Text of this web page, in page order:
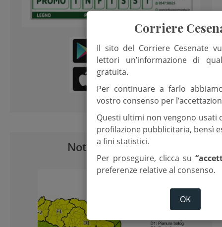
Notizie correlate
Corriere
Il sito del Corriere Cesenate
lettori un’informazione di
gratuita.
Per continuare a farlo
vostro consenso per
Questi ultimi non vengono usati
profilazione pubblicitaria, bensì
a fini statistici.
Per proseguire, clicca su
preferenze relative al consenso.
OK